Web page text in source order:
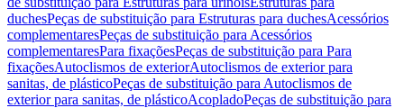
duchesPeças de substituição para Estruturas para duchesAcessórios
complementaresPeças de substituição para Acessórios
complementaresPara fixaçõesPeças de substituição para Para
fixaçõesAutoclismos de exteriorAutoclismos de exterior para
sanitas, de plásticoPeças de substituição para Autoclismos de
exterior para sanitas, de plásticoAcopladoPeças de substituição para